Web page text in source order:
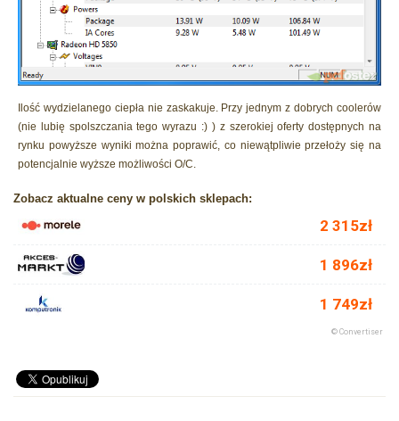
Ilość wydzielanego ciepła nie zaskakuje. Przy jednym z dobrych coolerów
(nie lubię spolszczania tego wyrazu :) ) z szerokiej oferty dostępnych na
rynku powyższe wyniki można poprawić, co niewątpliwie przełoży się na
potencjalnie wyższe możliwości O/C.
Zobacz aktualne ceny w polskich sklepach: